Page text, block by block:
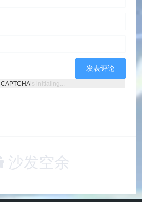
CAPTCHAis initialing...
沙发空余